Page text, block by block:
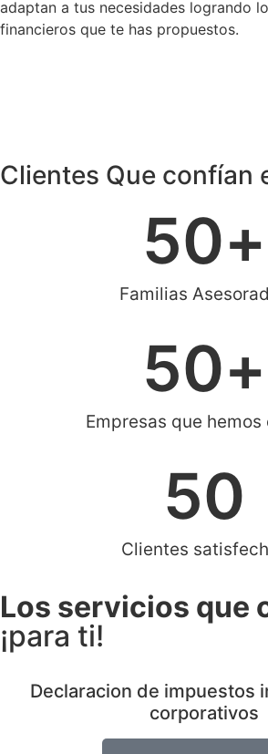
adaptan a tus necesidades logrando
financieros que te has propuestos.
Clientes Que confían
Familias
50+
Empresas que hemos
50+
Clientes
50
Los servicios que
¡para ti!
Declaracion de impuestos
corporativos